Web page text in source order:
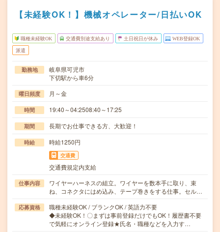
【未経験OK！】機械オペレーター/日払いOK
職種未経験OK 交通費別途支給あり 土日祝日が休み WEB登録OK
派遣
勤務地
岐阜県可児市
下切駅から車6分
曜日頻度 月～金
時間 19:40～04:2508:40～17:25
期間 長期でお仕事できる方、大歓迎！
時給 時給1250円
交通費
交通費規定内支給
仕事内容
ワイヤーハーネスの組立。ワイヤーを数本手に取り、束
ね、コネクタにはめ込み、テープ巻きをする仕事。セル…
応募資格
職種未経験OK / ブランクOK / 英語力不要
◆未経験OK！〇まずは事前登録だけでもOK！履歴書不要
で気軽にオンライン登録★氏名・職種などを入力す…